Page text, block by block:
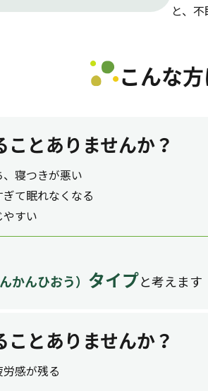
と、
こんな
ことありませんか？
寝つきが悪い
て眠れなくなる
やすい
んかんひおう） タイプと考えます
ことありませんか？
感が残る